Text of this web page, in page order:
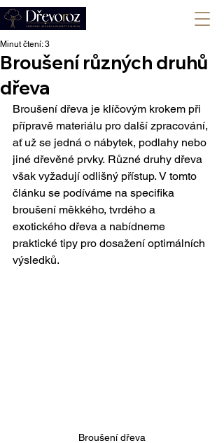
Broušení různých druhů
dřeva
Minut čtení: 3
Broušení dřeva je klíčovým krokem při
přípravě materiálu pro další zpracování,
ať už se jedná o nábytek, podlahy nebo
jiné dřevěné prvky. Různé druhy dřeva
však vyžadují odlišný přístup. V tomto
článku se podíváme na specifika
broušení měkkého, tvrdého a
exotického dřeva a nabídneme
praktické tipy pro dosažení optimálních
výsledků.
Broušení dřeva